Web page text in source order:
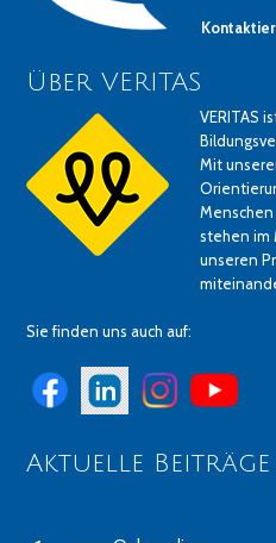
Über VERITAS
VERITAS
Mit
stehen im
unseren
Sie finden uns auch auf:
Aktuelle Beiträge